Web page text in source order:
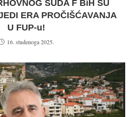
SUDA F BiH SU
ERA PROČIŠĆAVANJA
U FUP-u!
16. studenoga 2025.